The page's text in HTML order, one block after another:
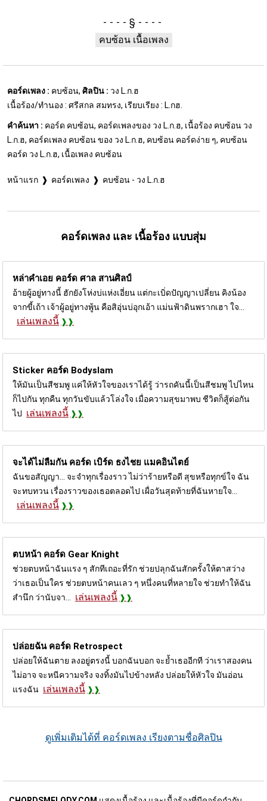
§
คบซ้อน เนื้อเพลง
คอร์ดเพลง : คบซ้อน, ศิลปิน : วง L.ก.ฮ
เนื้อร้อง/ทำนอง : ศรีสกล สมทรง, เรียบเรียง : L.กฮ.
คำค้นหา : คอร์ด คบซ้อน, คอร์ดเพลงของ วง L.ก.ฮ, เนื้อร้อง คบซ้อน วง
L.ก.ฮ, คอร์ดเพลง คบซ้อน ของ วง L.ก.ฮ, คบซ้อน คอร์ดง่าย ๆ, คบซ้อน
คอร์ด วง L.ก.ฮ, เนื้อเพลง คบซ้อน
หน้าแรก คอร์ดเพลง คบซ้อน - วง L.ก.ฮ
คอร์ดเพลง และ เนื้อร้อง แบบสุ่ม
หล่าคำเอย คอร์ด ศาล สานศิลป์
อ้ายผู้อยู่ทางนี้ ฮักยังโห่งบ่แห่งเอี่ยน แต่กะเบิ่ดปัญญาเปลี่ยน คิงน้อง
จากขี้เถ้า เจ้าผู้อยู่ทางพู้น คือสิอุ่นบ่อุกเอ้า แม่นฟ้าดินพรากเฮา ใจ...
เล่นเพลงนี้
Sticker คอร์ด Bodyslam
ให้มันเป็นสีชมพู แค่ให้หัวใจของเราได้รู้ ว่ารถคันนี้เป็นสีชมพู ไปไหน
ก็ไปกัน ทุกคืน ทุกวันขับแล้วโล่งใจ เมื่อความสุขมาพบ ชีวิตก็สู้ต่อกัน
ไป เล่นเพลงนี้
จะได้ไม่ลืมกัน คอร์ด เบิร์ด ธงไชย แมคอินไตย์
ฉันขอสัญญา... จะจำทุกเรื่องราว ไม่ว่าร้ายหรือดี สุขหรือทุกข์ใจ ฉัน
จะทบทวน เรื่องราวของเธอตลอดไป เผื่อวันสุดท้ายที่ฉันหายใจ...
เล่นเพลงนี้
ตบหน้า คอร์ด Gear Knight
ช่วยตบหน้าฉันแรง ๆ สักทีเถอะที่รัก ช่วยปลุกฉันสักครั้งให้ตาสว่าง
ว่าเธอเป็นใคร ช่วยตบหน้าคนเลว ๆ หนึ่งคนที่หลายใจ ช่วยทำให้ฉัน
สำนึก ว่านับจา... เล่นเพลงนี้
ปล่อยฉัน คอร์ด Retrospect
ปล่อยให้ฉันตาย ลงอยู่ตรงนี้ บอกฉันบอก จะย้ำเธออีกที ว่าเราสองคน
ไม่อาจ จะหนีความจริง จงทิ้งมันไปข้างหลัง ปล่อยให้หัวใจ มันอ่อน
แรงฉัน เล่นเพลงนี้
ดูเพิ่มเติมได้ที่ คอร์ดเพลง เรียงตามชื่อศิลปิน